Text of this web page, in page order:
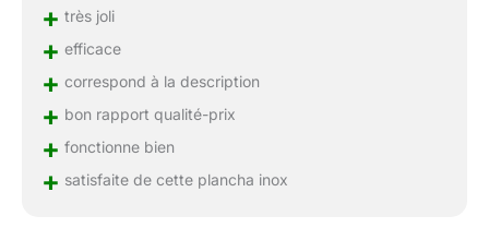
+ très joli
+ efficace
+ correspond à la description
+ bon rapport qualité-prix
+ fonctionne bien
+ satisfaite de cette plancha inox